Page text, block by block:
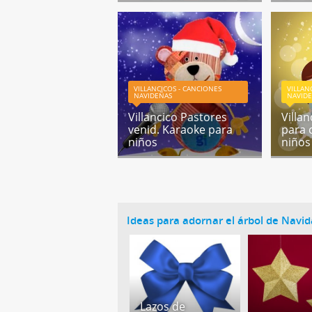
VILLANCICOS - CANCIONES
NAVIDEÑAS
Villancico Pastores
venid. Karaoke para
niños
para
niños
Ideas para adornar el árbol de
Lazos de